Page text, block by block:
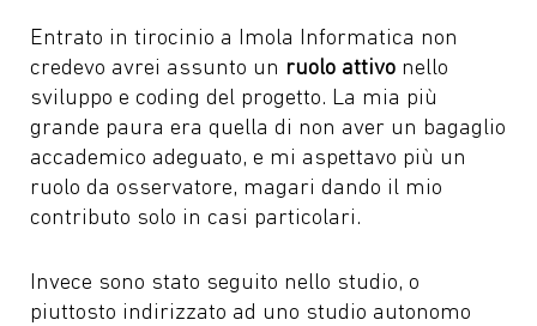
Entrato in tirocinio a Imola Informatica non
credevo avrei assunto un ruolo attivo nello
sviluppo e coding del progetto. La mia più
grande paura era quella di non aver un bagaglio
accademico adeguato, e mi aspettavo più un
ruolo da osservatore, magari dando il mio
contributo solo in casi particolari.
Invece sono stato seguito nello studio, o
piuttosto indirizzato ad uno studio autonomo